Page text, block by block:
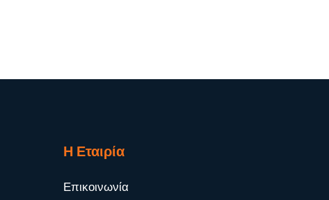
Η Εταιρία
Επικοινωνία